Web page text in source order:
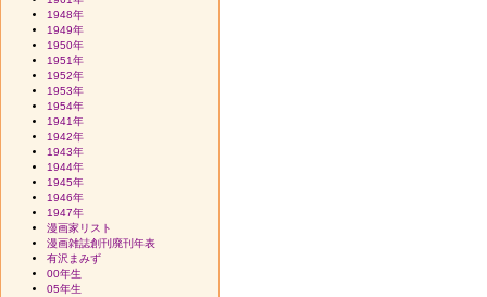
1948年
1949年
1950年
1951年
1952年
1953年
1954年
1941年
1942年
1943年
1944年
1945年
1946年
1947年
漫画家リスト
漫画雑誌創刊廃刊年表
有沢まみず
00年生
05年生